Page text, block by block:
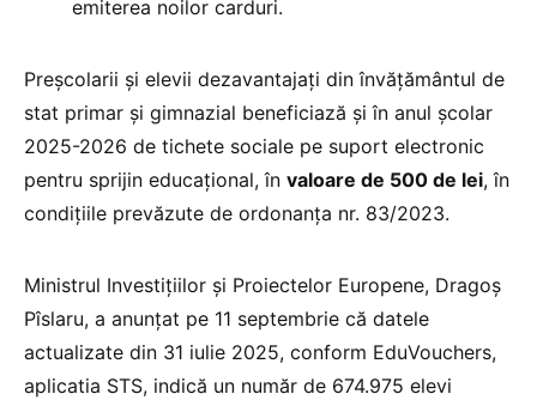
emiterea noilor carduri.
Preșcolarii și elevii dezavantajați din învățământul de
stat primar și gimnazial beneficiază și în anul școlar
2025-2026 de tichete sociale pe suport electronic
pentru sprijin educațional, în valoare de 500 de lei, în
condițiile prevăzute de ordonanța nr. 83/2023.
Ministrul Investițiilor și Proiectelor Europene, Dragoș
Pîslaru, a anunțat pe 11 septembrie că datele
actualizate din 31 iulie 2025, conform EduVouchers,
aplicatia STS, indică un număr de 674.975 elevi